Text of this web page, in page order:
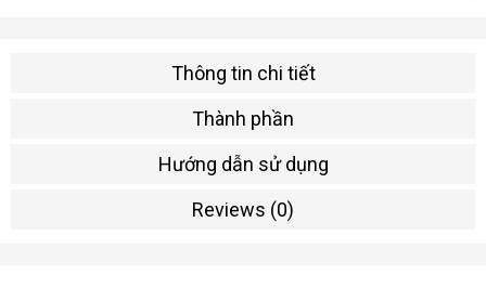
Thông tin chi tiết
Thành phần
Hướng dẫn sử dụng
Reviews (0)